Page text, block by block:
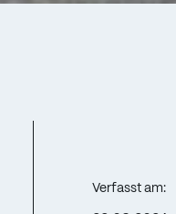
Verfasst am: